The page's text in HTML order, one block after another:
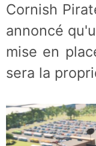
Cornish
annoncé
mise en
sera la